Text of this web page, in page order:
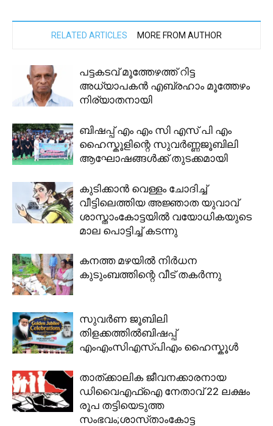
RELATED ARTICLES MORE FROM AUTHOR
പട്ടകടവ് മൂത്തേഴത്ത് റിട്ട
അധ്യാപകൻ എബ്രഹാം മൂത്തേഴം
നിര്യാതനായി
ബിഷപ്പ് എം എം സി എസ് പി എം
ഹൈസ്കൂളിന്റെ സുവർണ്ണജൂബിലി
ആഘോഷങ്ങൾക്ക് തുടക്കമായി
കുടിക്കാൻ വെള്ളം ചോദിച്ച്
വീട്ടിലെത്തിയ അജ്ഞാത യുവാവ്
ശാസ്താംകോട്ടയില്‍ വയോധികയുടെ
മാല പൊട്ടിച്ച് കടന്നു
കനത്ത മഴയിൽ നിർധന
കുടുംബത്തിന്റെ വീട് തകർന്നു
സുവർണ ജൂബിലി
തിളക്കത്തിൽബിഷപ്പ്
എംഎംസിഎസ്പിഎം ഹൈസ്കൂൾ
താത്ക്കാലിക ജീവനക്കാരനായ
ഡിവൈഎഫ്ഐ നേതാവ് 22 ലക്ഷം
രൂപ തട്ടിയെടുത്ത
സംഭവം;ശാസ്‌താംകോട്ട